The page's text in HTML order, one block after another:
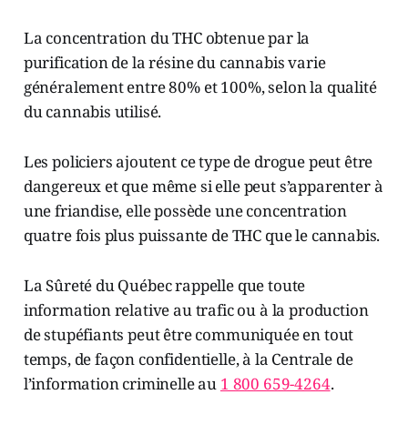
La concentration du THC obtenue par la
purification de la résine du cannabis varie
généralement entre 80% et 100%, selon la qualité
du cannabis utilisé.
Les policiers ajoutent ce type de drogue peut être
dangereux et que même si elle peut s’apparenter à
une friandise, elle possède une concentration
quatre fois plus puissante de THC que le cannabis.
La Sûreté du Québec rappelle que toute
information relative au trafic ou à la production
de stupéfiants peut être communiquée en tout
temps, de façon confidentielle, à la Centrale de
l’information criminelle au 1 800 659-4264.